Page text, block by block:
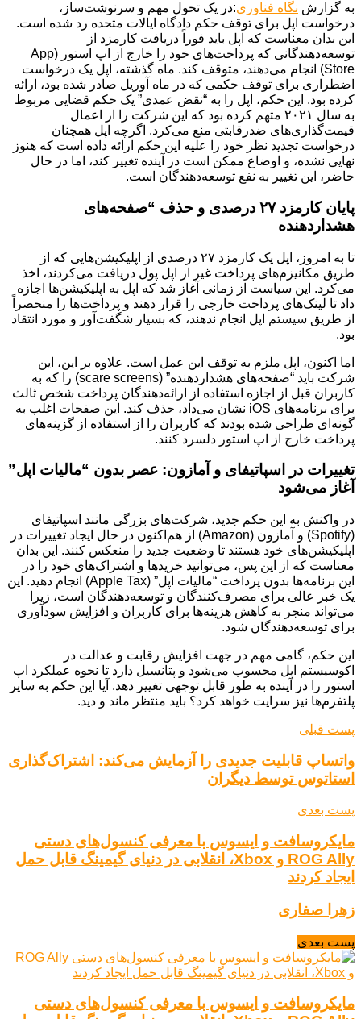
به گزارش نگاه فناوری:در یک تحول مهم و سرنوشت‌ساز،
درخواست اپل برای توقف حکم دادگاه ایالات متحده رد شده است.
این بدان معناست که اپل باید فوراً دریافت کارمزد از
توسعه‌دهندگانی که پرداخت‌های خود را خارج از اپ استور (App
Store) انجام می‌دهند، متوقف کند. ماه گذشته، اپل یک درخواست
اضطراری برای توقف حکمی که در ماه آوریل صادر شده بود، ارائه
کرده بود. این حکم، اپل را به “نقض عمدی” یک حکم قضایی مربوط
به سال ۲۰۲۱ متهم کرده بود که این شرکت را از اعمال
قیمت‌گذاری‌های ضدرقابتی منع می‌کرد. اگرچه اپل همچنان
درخواست تجدید نظر خود را علیه این حکم ارائه داده است که هنوز
نهایی نشده، و اوضاع ممکن است در آینده تغییر کند، اما در حال
حاضر، این تغییر به نفع توسعه‌دهندگان است.
پایان کارمزد ۲۷ درصدی و حذف “صفحه‌های
هشداردهنده
تا به امروز، اپل یک کارمزد ۲۷ درصدی از اپلیکیشن‌هایی که از
طریق مکانیزم‌های پرداخت غیر از اپل پول دریافت می‌کردند، اخذ
می‌کرد. این سیاست از زمانی آغاز شد که اپل به اپلیکیشن‌ها اجازه
داد تا لینک‌های پرداخت خارجی را قرار دهند و پرداخت‌ها را منحصراً
از طریق سیستم اپل انجام ندهند، که بسیار شگفت‌آور و مورد انتقاد
بود.
اما اکنون، اپل ملزم به توقف این عمل است. علاوه بر این، این
شرکت باید “صفحه‌های هشداردهنده‌” (scare screens) را که به
کاربران قبل از اجازه استفاده از ارائه‌دهندگان پرداخت شخص ثالث
برای برنامه‌های iOS نشان می‌داد، حذف کند. این صفحات اغلب به
گونه‌ای طراحی شده بودند که کاربران را از استفاده از گزینه‌های
پرداخت خارج از اپ استور دلسرد کنند.
تغییرات در اسپاتیفای و آمازون: عصر بدون “مالیات اپل”
آغاز می‌شود
در واکنش به این حکم جدید، شرکت‌های بزرگی مانند اسپاتیفای
(Spotify) و آمازون (Amazon) از هم‌اکنون در حال ایجاد تغییرات در
اپلیکیشن‌های خود هستند تا وضعیت جدید را منعکس کنند. این بدان
معناست که از این پس، می‌توانید خریدها و اشتراک‌های خود را در
این برنامه‌ها بدون پرداخت “مالیات اپل” (Apple Tax) انجام دهید. این
یک خبر عالی برای مصرف‌کنندگان و توسعه‌دهندگان است، زیرا
می‌تواند منجر به کاهش هزینه‌ها برای کاربران و افزایش سودآوری
برای توسعه‌دهندگان شود.
این حکم، گامی مهم در جهت افزایش رقابت و عدالت در
اکوسیستم اپل محسوب می‌شود و پتانسیل دارد تا نحوه عملکرد اپ
استور را در آینده به طور قابل توجهی تغییر دهد. آیا این حکم به سایر
پلتفرم‌ها نیز سرایت خواهد کرد؟ باید منتظر ماند و دید.
پست قبلی
واتساپ قابلیت جدیدی را آزمایش می‌کند: اشتراک‌گذاری
استاتوس توسط دیگران
پست بعدی
مایکروسافت و ایسوس با معرفی کنسول‌های دستی
ROG Ally و Xbox، انقلابی در دنیای گیمینگ قابل حمل
ایجاد کردند
زهرا صفاری
پست بعدی
مایکروسافت و ایسوس با معرفی کنسول‌های دستی